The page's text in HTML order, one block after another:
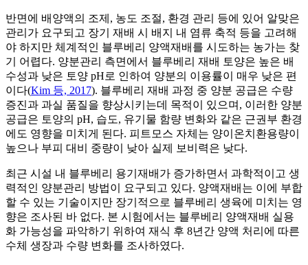
반면에 배양액의 조제, 농도 조절, 환경 관리 등에 있어 알맞은
관리가 요구되고 장기 재배 시 배지 내 염류 축적 등을 고려해
야 하지만 체계적인 블루베리 양액재배를 시도하는 농가는 찾
기 어렵다. 양분관리 측면에서 블루베리 재배 토양은 높은 배
수성과 낮은 토양 pH로 인하여 양분의 이용률이 매우 낮은 편
이다(Kim 등, 2017). 블루베리 재배 과정 중 양분 공급은 수량
증진과 과실 품질을 향상시키는데 목적이 있으며, 이러한 양분
공급은 토양의 pH, 습도, 유기물 함량 변화와 같은 근권부 환경
에도 영향을 미치게 된다. 피트모스 자체는 양이온치환용량이
높으나 부피 대비 중량이 낮아 실제 보비력은 낮다.
최근 시설 내 블루베리 용기재배가 증가하면서 과학적이고 생
력적인 양분관리 방법이 요구되고 있다. 양액재배는 이에 부합
할 수 있는 기술이지만 장기적으로 블루베리 생육에 미치는 영
향은 조사된 바 없다. 본 시험에서는 블루베리 양액재배 실용
화 가능성을 파악하기 위하여 재식 후 8년간 양액 처리에 따른
수체 생장과 수량 변화를 조사하였다.